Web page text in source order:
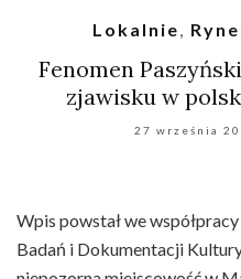
Lokalnie
Fenomen
zjawisku w
27 września
Wpis powstał we
Badań i Dokumentacji